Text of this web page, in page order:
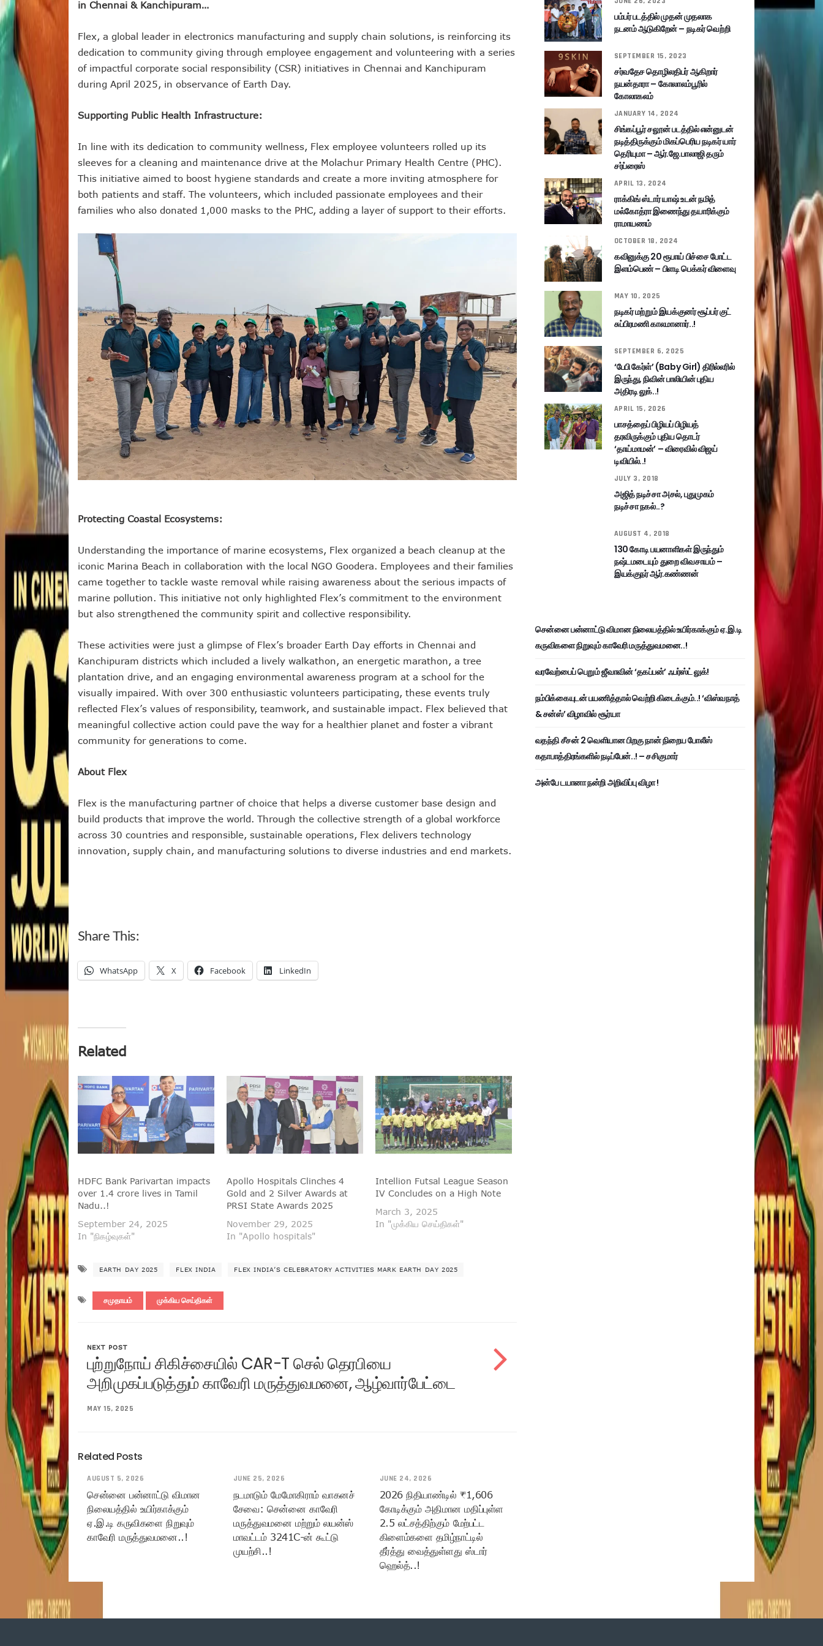
in Chennai & Kanchipuram…
Flex, a global leader in electronics manufacturing and supply chain solutions, is reinforcing its
dedication to community giving through employee engagement and volunteering with a series
of impactful corporate social responsibility (CSR) initiatives in Chennai and Kanchipuram
during April 2025, in observance of Earth Day.
Supporting Public Health Infrastructure:
In line with its dedication to community wellness, Flex employee volunteers rolled up its
sleeves for a cleaning and maintenance drive at the Molachur Primary Health Centre (PHC).
This initiative aimed to boost hygiene standards and create a more inviting atmosphere for
both patients and staff. The volunteers, which included passionate employees and their
families who also donated 1,000 masks to the PHC, adding a layer of support to their efforts.
Protecting Coastal Ecosystems:
Understanding the importance of marine ecosystems, Flex organized a beach cleanup at the
iconic Marina Beach in collaboration with the local NGO Goodera. Employees and their families
came together to tackle waste removal while raising awareness about the serious impacts of
marine pollution. This initiative not only highlighted Flex’s commitment to the environment
but also strengthened the community spirit and collective responsibility.
These activities were just a glimpse of Flex’s broader Earth Day efforts in Chennai and
Kanchipuram districts which included a lively walkathon, an energetic marathon, a tree
plantation drive, and an engaging environmental awareness program at a school for the
visually impaired. With over 300 enthusiastic volunteers participating, these events truly
reflected Flex’s values of responsibility, teamwork, and sustainable impact. Flex believed that
meaningful collective action could pave the way for a healthier planet and foster a vibrant
community for generations to come.
About Flex
Flex is the manufacturing partner of choice that helps a diverse customer base design and
build products that improve the world. Through the collective strength of a global workforce
across 30 countries and responsible, sustainable operations, Flex delivers technology
innovation, supply chain, and manufacturing solutions to diverse industries and end markets.
Share This:
WhatsApp X Facebook LinkedIn
Related
HDFC Bank Parivartan impacts
over 1.4 crore lives in Tamil
Nadu..!
September 24, 2025
In "நிகழ்வுகள்"
Apollo Hospitals Clinches 4
Gold and 2 Silver Awards at
PRSI State Awards 2025
November 29, 2025
In "Apollo hospitals"
Intellion Futsal League Season
IV Concludes on a High Note
March 3, 2025
In "முக்கிய செய்திகள்"
EARTH DAY 2025 FLEX INDIA FLEX INDIA’S CELEBRATORY ACTIVITIES MARK EARTH DAY 2025
சமுதாயம் முக்கிய செய்திகள்
NEXT POST
புற்றுநோய் சிகிச்சையில் CAR-T செல் தெரபியை
அறிமுகப்படுத்தும் காவேரி மருத்துவமனை, ஆழ்வார்பேட்டை
MAY 15, 2025
Related Posts
AUGUST 5, 2026
சென்னை பன்னாட்டு விமான
நிலையத்தில் உயிர்காக்கும்
ஏ.இ.டி கருவிகளை நிறுவும்
காவேரி மருத்துவமனை..!
JUNE 25, 2026
நடமாடும் மேமோகிராம் வாகனச்
சேவை: சென்னை காவேரி
மருத்துவமனை மற்றும் லயன்ஸ்
மாவட்டம் 3241C-ன் கூட்டு
முயற்சி..!
JUNE 24, 2026
2026 நிதியாண்டில் ₹1,606
கோடிக்கும் அதிமான மதிப்புள்ள
2.5 லட்சத்திற்கும் மேற்பட்ட
கிளைம்களை தமிழ்நாட்டில்
தீர்த்து வைத்துள்ளது ஸ்டார்
ஹெல்த்..!
பம்பர் படத்தில் முதன் முதலாக
நடனம் ஆடுகிறேன் – நடிகர் வெற்றி
SEPTEMBER 15, 2023
சர்வதேச தொழிலதிபர் ஆகிறார்
நயன்தாரா – கோலாலம்பூரில்
கோலாகலம்
JANUARY 14, 2024
சிங்கப்பூர் சலூன் படத்தில் என்னுடன்
நடித்திருக்கும் மிகப்பெரிய நடிகர் யார்
தெரியுமா – ஆர்.ஜே.பாலாஜி தரும்
சர்ப்ரைஸ்
APRIL 13, 2024
ராக்கிங் ஸ்டார் யாஷ் உடன் நமித்
மல்கோத்ரா இணைந்து தயாரிக்கும்
ராமாயணம்
OCTOBER 18, 2024
கவினுக்கு 20 ரூபாய் பிச்சை போட்ட
இளம்பெண் – பிளடி பெக்கர் விளைவு
MAY 10, 2025
நடிகர் மற்றும் இயக்குனர் சூப்பர் குட்
சுப்பிரமணி காலமானார்..!
SEPTEMBER 6, 2025
‘பேபி கேர்ள்’ (Baby Girl) திரில்லரில்
இருந்து, நிவின் பாலியின் புதிய
அதிரடி லுக்..!
APRIL 15, 2026
பாசத்தைப் பிழியப் பிழியத்
தரவிருக்கும் புதிய தொடர்
‘தாய்மாமன்’ – விரைவில் விஜய்
டிவியில்..!
JULY 3, 2018
அஜித் நடிச்சா அசல், புதுமுகம்
நடிச்சா நகல்..?
AUGUST 4, 2018
130 கோடி பயனாளிகள் இருந்தும்
நஷ்டமடையும் துறை விவசாயம் –
இயக்குநர் ஆர்.கண்ணன்
சென்னை பன்னாட்டு விமான நிலையத்தில் உயிர்காக்கும் ஏ.இ.டி
கருவிகளை நிறுவும் காவேரி மருத்துவமனை..!
வரவேற்பைப் பெறும் ஜீவாவின் ‘தகப்பன்’ ஃபர்ஸ்ட் லுக்!
நம்பிக்கையுடன் பயணித்தால் வெற்றி கிடைக்கும்..! ‘விஸ்வநாத்
& சன்ஸ்’ விழாவில் சூர்யா
வதந்தி சீசன் 2 வெளியான பிறகு நான் நிறைய போலீஸ்
கதாபாத்திரங்களில் நடிப்பேன்..! – சசிகுமார்
அன்பே டயானா நன்றி அறிவிப்பு விழா !